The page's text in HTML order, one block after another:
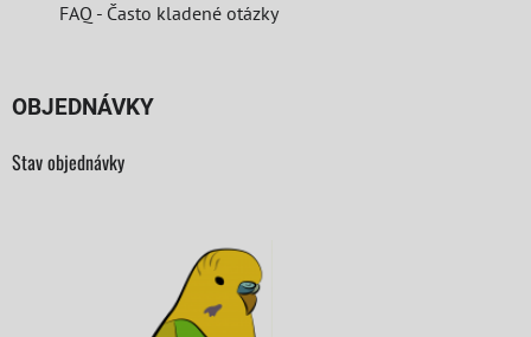
FAQ - Často kladené otázky
OBJEDNÁVKY
Stav objednávky